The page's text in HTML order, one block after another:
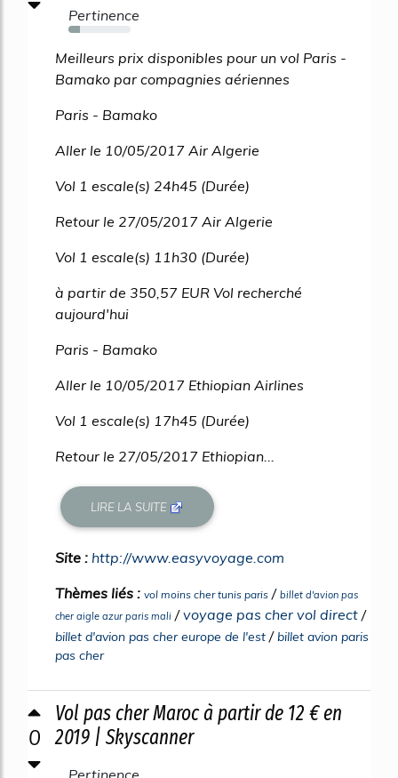
Pertinence
19%
Meilleurs prix disponibles pour un vol Paris -
Bamako par compagnies aériennes
Paris - Bamako
Aller le 10/05/2017 Air Algerie
Vol 1 escale(s) 24h45 (Durée)
Retour le 27/05/2017 Air Algerie
Vol 1 escale(s) 11h30 (Durée)
à partir de 350,57 EUR Vol recherché
aujourd'hui
Paris - Bamako
Aller le 10/05/2017 Ethiopian Airlines
Vol 1 escale(s) 17h45 (Durée)
Retour le 27/05/2017 Ethiopian...
LIRE LA SUITE
Site : http://www.easyvoyage.com
Thèmes liés : vol moins cher tunis paris / billet d'avion pas
cher aigle azur paris mali /voyage pas cher vol direct /
billet d'avion pas cher europe de l'est /billet avion paris
pas cher
0
Vol pas cher Maroc à partir de 12 € en
2019 | Skyscanner